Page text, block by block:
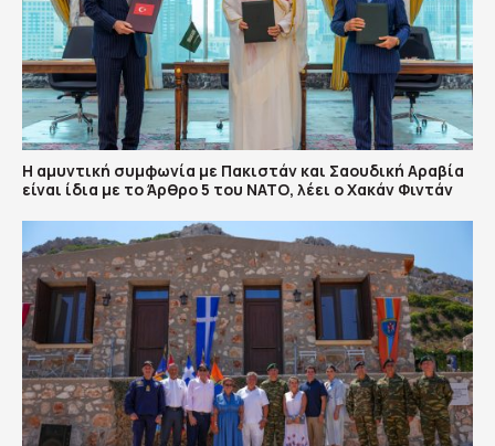
Η αμυντική συμφωνία με Πακιστάν και Σαουδική Αραβία
είναι ίδια με το Άρθρο 5 του ΝΑΤΟ, λέει ο Χακάν Φιντάν